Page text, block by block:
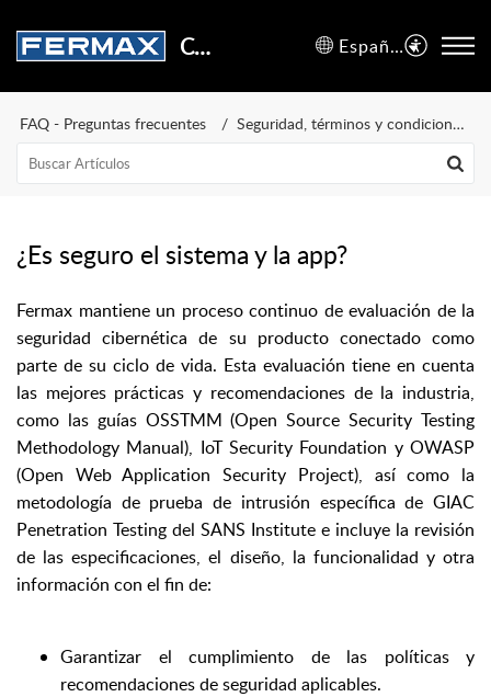
Centro de Soporte Español (España)
FAQ - Preguntas frecuentes Seguridad, términos y condiciones de uso
¿Es seguro el sistema y la app?
Fermax mantiene un proceso continuo de evaluación de la
seguridad cibernética de su producto conectado como
parte de su ciclo de vida. Esta evaluación tiene en cuenta
las mejores prácticas y recomendaciones de la industria,
como las guías OSSTMM (Open Source Security Testing
Methodology Manual), IoT Security Foundation y OWASP
(Open Web Application Security Project), así como la
metodología de prueba de intrusión específica de GIAC
Penetration Testing del SANS Institute e incluye la revisión
de las especificaciones, el diseño, la funcionalidad y otra
información con el fin de:
Garantizar el cumplimiento de las políticas y
recomendaciones de seguridad aplicables.